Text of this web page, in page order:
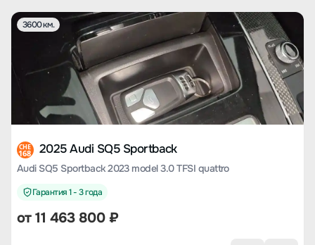
3600 км.
CHE
168 2025 Audi SQ5 Sportback
Audi SQ5 Sportback 2023 model 3.0 TFSI quattro
Гарантия 1 - 3 года
от11 463 800₽